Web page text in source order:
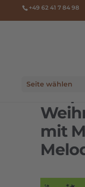
+49 62 41 7 84 98
Seite wählen
mit